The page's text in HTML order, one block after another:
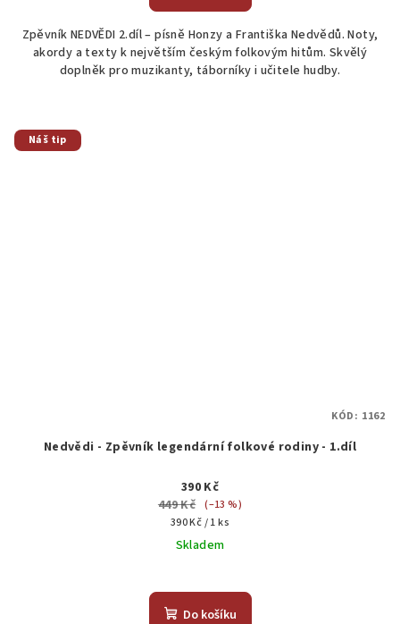
z
5
hvězdiček.
Zpěvník NEDVĚDI 2.díl – písně Honzy a Františka Nedvědů. Noty,
akordy a texty k největším českým folkovým hitům. Skvělý
doplněk pro muzikanty, táborníky i učitele hudby.
Náš tip
Nedvědi - Zpěvník legendární folkové rodiny - 1.díl
390 Kč
449 Kč (–13 %)
Měrná
cena:
390 Kč / 1 ks
Skladem
hodnocení
produktu
Do košíku
KÓD: 1162